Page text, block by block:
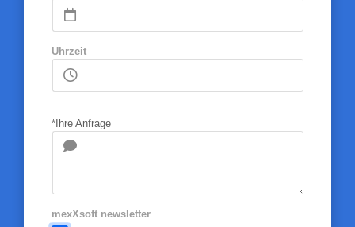
Uhrzeit
*Ihre Anfrage
mexXsoft newsletter